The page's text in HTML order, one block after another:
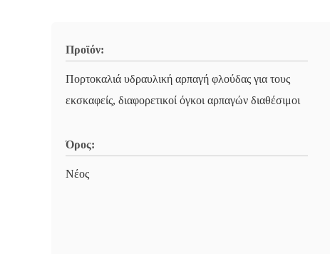
Προϊόν:
Πορτοκαλιά υδραυλική αρπαγή φλούδας για τους
εκσκαφείς, διαφορετικοί όγκοι αρπαγών διαθέσιμοι
Όρος:
Νέος